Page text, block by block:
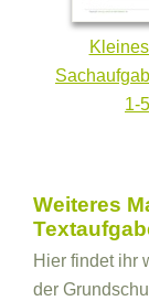
1-
Weiteres
Hier findet ihr
der